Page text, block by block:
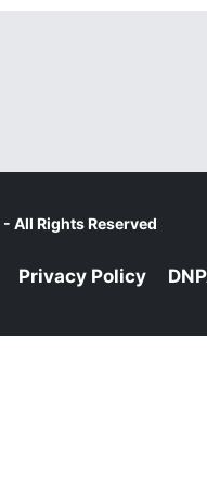
- All Rights Reserved
Privacy Policy